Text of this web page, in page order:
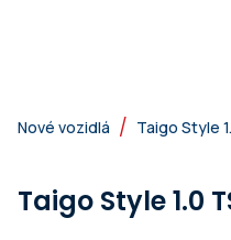
Nové vozidlá / Taigo Style
Taigo Style 1.0